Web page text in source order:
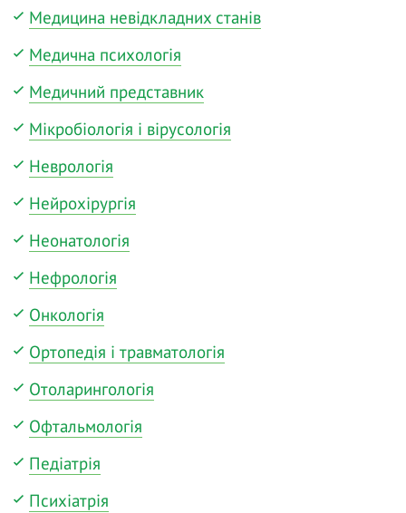
Медицина невідкладних станів
Медична психологія
Медичний представник
Мікробіологія і вірусологія
Неврологія
Нейрохірургія
Неонатологія
Нефрологія
Онкологія
Ортопедія і травматологія
Отоларингологія
Офтальмологія
Педіатрія
Психіатрія